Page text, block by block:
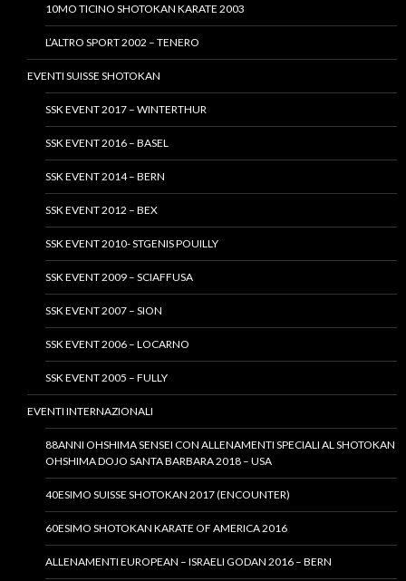
10MO TICINO SHOTOKAN KARATE 2003
L’ALTRO SPORT 2002 – TENERO
EVENTI SUISSE SHOTOKAN
SSK EVENT 2017 – WINTERTHUR
SSK EVENT 2016 – BASEL
SSK EVENT 2014 – BERN
SSK EVENT 2012 – BEX
SSK EVENT 2010- STGENIS POUILLY
SSK EVENT 2009 – SCIAFFUSA
SSK EVENT 2007 – SION
SSK EVENT 2006 – LOCARNO
SSK EVENT 2005 – FULLY
EVENTI INTERNAZIONALI
88ANNI OHSHIMA SENSEI CON ALLENAMENTI SPECIALI AL SHOTOKAN
OHSHIMA DOJO SANTA BARBARA 2018 – USA
40ESIMO SUISSE SHOTOKAN 2017 (ENCOUNTER)
60ESIMO SHOTOKAN KARATE OF AMERICA 2016
ALLENAMENTI EUROPEAN – ISRAELI GODAN 2016 – BERN